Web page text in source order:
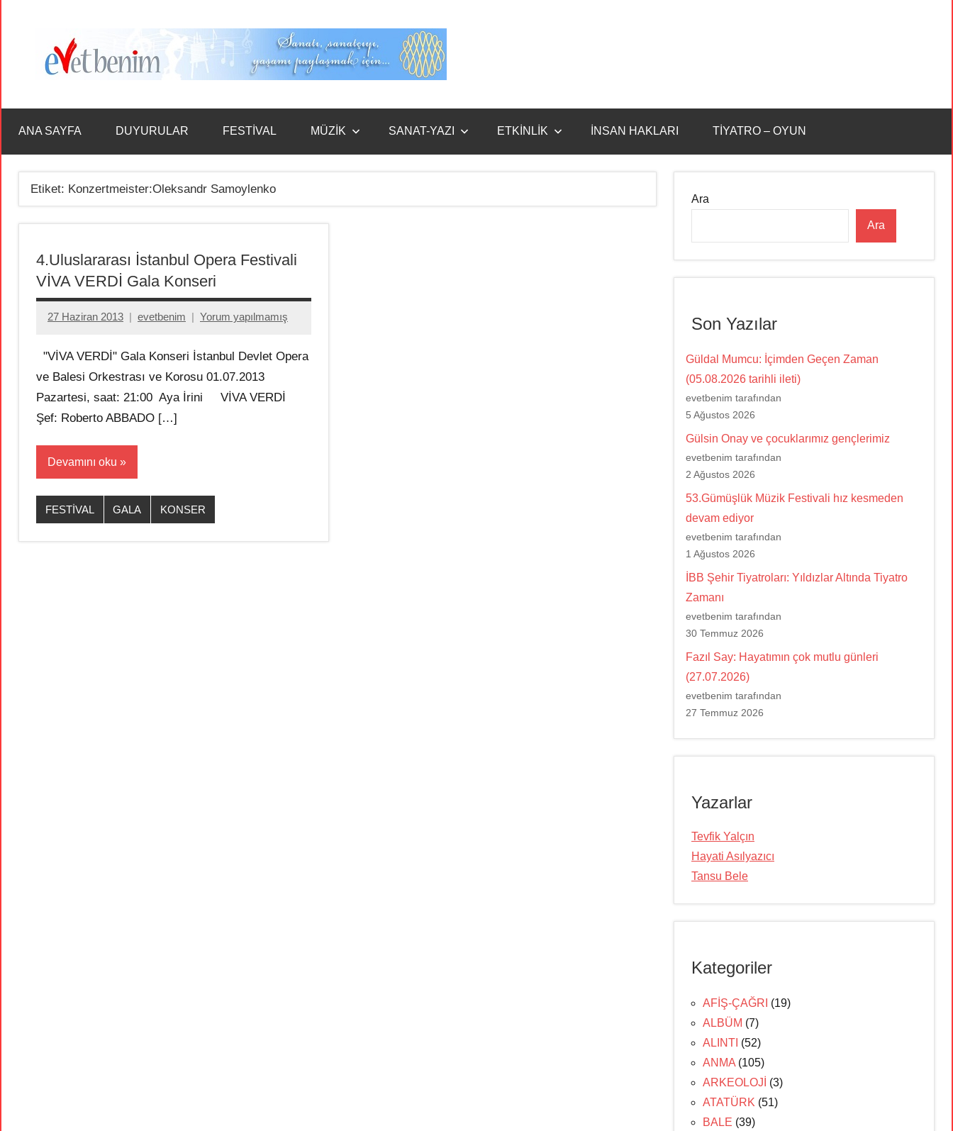
Benim
ANA SAYFA DUYURULAR FESTİVAL MÜZİK SANAT-YAZI ETKİNLİK İNSAN HAKLARI TİYATRO – OYUN
Etiket: Konzertmeister:Oleksandr Samoylenko
4.Uluslararası İstanbul Opera Festivali
VİVA VERDİ Gala Konseri
27 Haziran 2013 evetbenim Yorum yapılmamış
"VİVA VERDİ" Gala Konseri İstanbul Devlet Opera
ve Balesi Orkestrası ve Korosu 01.07.2013
Pazartesi, saat: 21:00 Aya İrini VİVA VERDİ
Şef: Roberto ABBADO […]
Devamını oku
FESTİVAL GALA KONSER
Ara
Ara
Son Yazılar
Güldal Mumcu: İçimden Geçen Zaman
(05.08.2026 tarihli ileti)
evetbenim tarafından
5 Ağustos 2026
Gülsin Onay ve çocuklarımız gençlerimiz
evetbenim tarafından
2 Ağustos 2026
53.Gümüşlük Müzik Festivali hız kesmeden
devam ediyor
evetbenim tarafından
1 Ağustos 2026
İBB Şehir Tiyatroları: Yıldızlar Altında Tiyatro
Zamanı
evetbenim tarafından
30 Temmuz 2026
Fazıl Say: Hayatımın çok mutlu günleri
(27.07.2026)
evetbenim tarafından
27 Temmuz 2026
Yazarlar
Tevfik Yalçın
Hayati Asılyazıcı
Tansu Bele
Kategoriler
AFİŞ-ÇAĞRI (19)
ALBÜM (7)
ALINTI (52)
ANMA (105)
ARKEOLOJİ (3)
ATATÜRK (51)
BALE (39)